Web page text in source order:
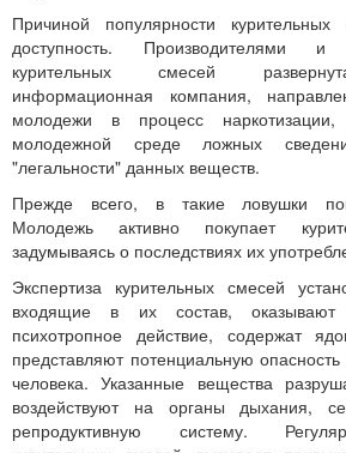
Причиной популярности
доступность. Производителями и
курительных смесей
информационная компания,
молодежи в процесс
молодежной среде ложных
"легальности" данных веществ.
Прежде всего, в такие ловушки
Молодежь активно покупает
задумываясь о последствиях их
Экспертиза курительных смесей
входящие в их состав, оказывают
психотропное действие, содержат
представляют потенциальную
человека. Указанные вещества
воздействуют на органы дыхания,
репродуктивную систему.